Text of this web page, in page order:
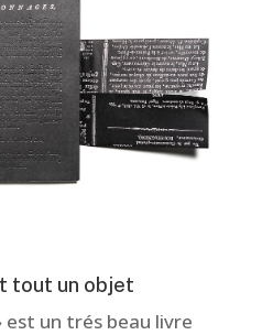
tout un objet
un trés beau livre